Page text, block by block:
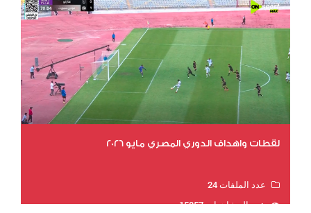
لقطات واهداف الدوري المصري مايو 2026
عدد الملفات 24
عدد المشاهدات 15857